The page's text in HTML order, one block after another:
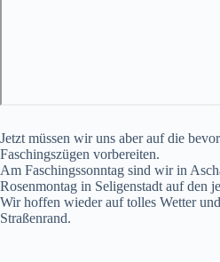
Jetzt müssen wir uns aber auf die
Faschingszügen vorbereiten.
Am Faschingssonntag sind wir in
Rosenmontag in Seligenstadt auf den
Wir hoffen wieder auf tolles Wetter
Straßenrand.